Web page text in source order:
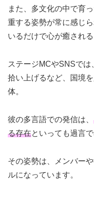
また、多文化の中で育
重する姿勢が常に感じ
いるだけで心が癒され
ステージMCやSNSで
拾い上げるなど、国境
体。
彼の多言語での発信は、
る存在といっても過言
その姿勢は、メンバー
ルになっています。